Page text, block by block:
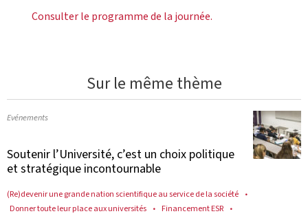
Consulter le programme de la journée.
Sur le même thème
Evénements
Soutenir l’Université, c’est un choix politique
et stratégique incontournable
(Re)devenir une grande nation scientifique au service de la société
Donner toute leur place aux universités
Financement ESR